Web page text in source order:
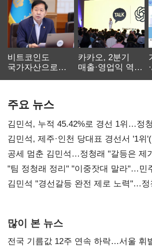
비트코인도
국가자산으로…'
카카오, 2분기
매출·영업익 역대
주요 뉴스
김민석, 누적 45.42%로 경선 1위…정
0.86%p(2보)
김민석, 제주·인천 당대표 경선서 '1위
공세 멈춘 김민석…정청래 "갈등은 제
"팀 정청래 정리" "이중잣대 말라"…민
다툼 격화
김민석 "경선갈등 완전 제로 노력"…정
많이 본 뉴스
전국 기름값 12주 연속 하락…서울 휘